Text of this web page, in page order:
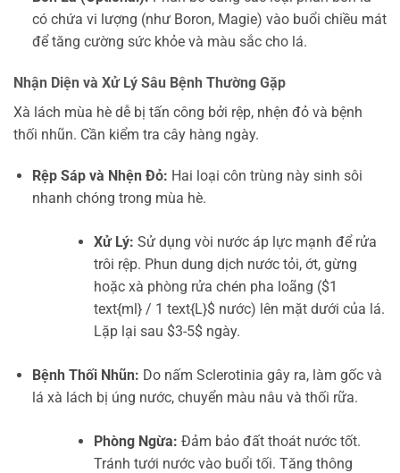
có chứa vi lượng (như Boron, Magie) vào buổi chiều mát
để tăng cường sức khỏe và màu sắc cho lá.
Nhận Diện và Xử Lý Sâu Bệnh Thường Gặp
Xà lách mùa hè dễ bị tấn công bởi rệp, nhện đỏ và bệnh
thối nhũn. Cần kiểm tra cây hàng ngày.
Rệp Sáp và Nhện Đỏ: Hai loại côn trùng này sinh sôi
nhanh chóng trong mùa hè.
Xử Lý: Sử dụng vòi nước áp lực mạnh để rửa
trôi rệp. Phun dung dịch nước tỏi, ớt, gừng
hoặc xà phòng rửa chén pha loãng ($1
text{ml} / 1 text{L}$ nước) lên mặt dưới của lá.
Lặp lại sau $3-5$ ngày.
Bệnh Thối Nhũn: Do nấm Sclerotinia gây ra, làm gốc và
lá xà lách bị úng nước, chuyển màu nâu và thối rữa.
Phòng Ngừa: Đảm bảo đất thoát nước tốt.
Tránh tưới nước vào buổi tối. Tăng thông